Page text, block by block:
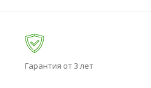
Гарантия от 3 лет